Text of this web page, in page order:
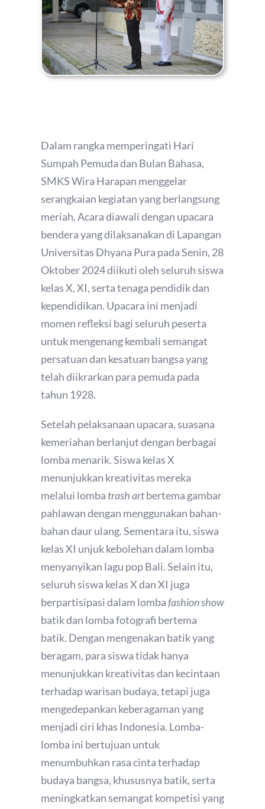
Dalam rangka memperingati Hari
Sumpah Pemuda dan Bulan Bahasa,
SMKS Wira Harapan menggelar
serangkaian kegiatan yang berlangsung
meriah. Acara diawali dengan upacara
bendera yang dilaksanakan di Lapangan
Universitas Dhyana Pura pada Senin, 28
Oktober 2024 diikuti oleh seluruh siswa
kelas X, XI, serta tenaga pendidik dan
kependidikan. Upacara ini menjadi
momen refleksi bagi seluruh peserta
untuk mengenang kembali semangat
persatuan dan kesatuan bangsa yang
telah diikrarkan para pemuda pada
tahun 1928.
Setelah pelaksanaan upacara, suasana
kemeriahan berlanjut dengan berbagai
lomba menarik. Siswa kelas X
menunjukkan kreativitas mereka
melalui lomba trash artbertema gambar
pahlawan dengan menggunakan bahan-
bahan daur ulang. Sementara itu, siswa
kelas XI unjuk kebolehan dalam lomba
menyanyikan lagu pop Bali. Selain itu,
seluruh siswa kelas X dan XI juga
berpartisipasi dalam lombafashion show
batik dan lomba fotografi bertema
batik. Dengan mengenakan batik yang
beragam, para siswa tidak hanya
menunjukkan kreativitas dan kecintaan
terhadap warisan budaya, tetapi juga
mengedepankan keberagaman yang
menjadi ciri khas Indonesia. Lomba-
lomba ini bertujuan untuk
menumbuhkan rasa cinta terhadap
budaya bangsa, khususnya batik, serta
meningkatkan semangat kompetisi yang